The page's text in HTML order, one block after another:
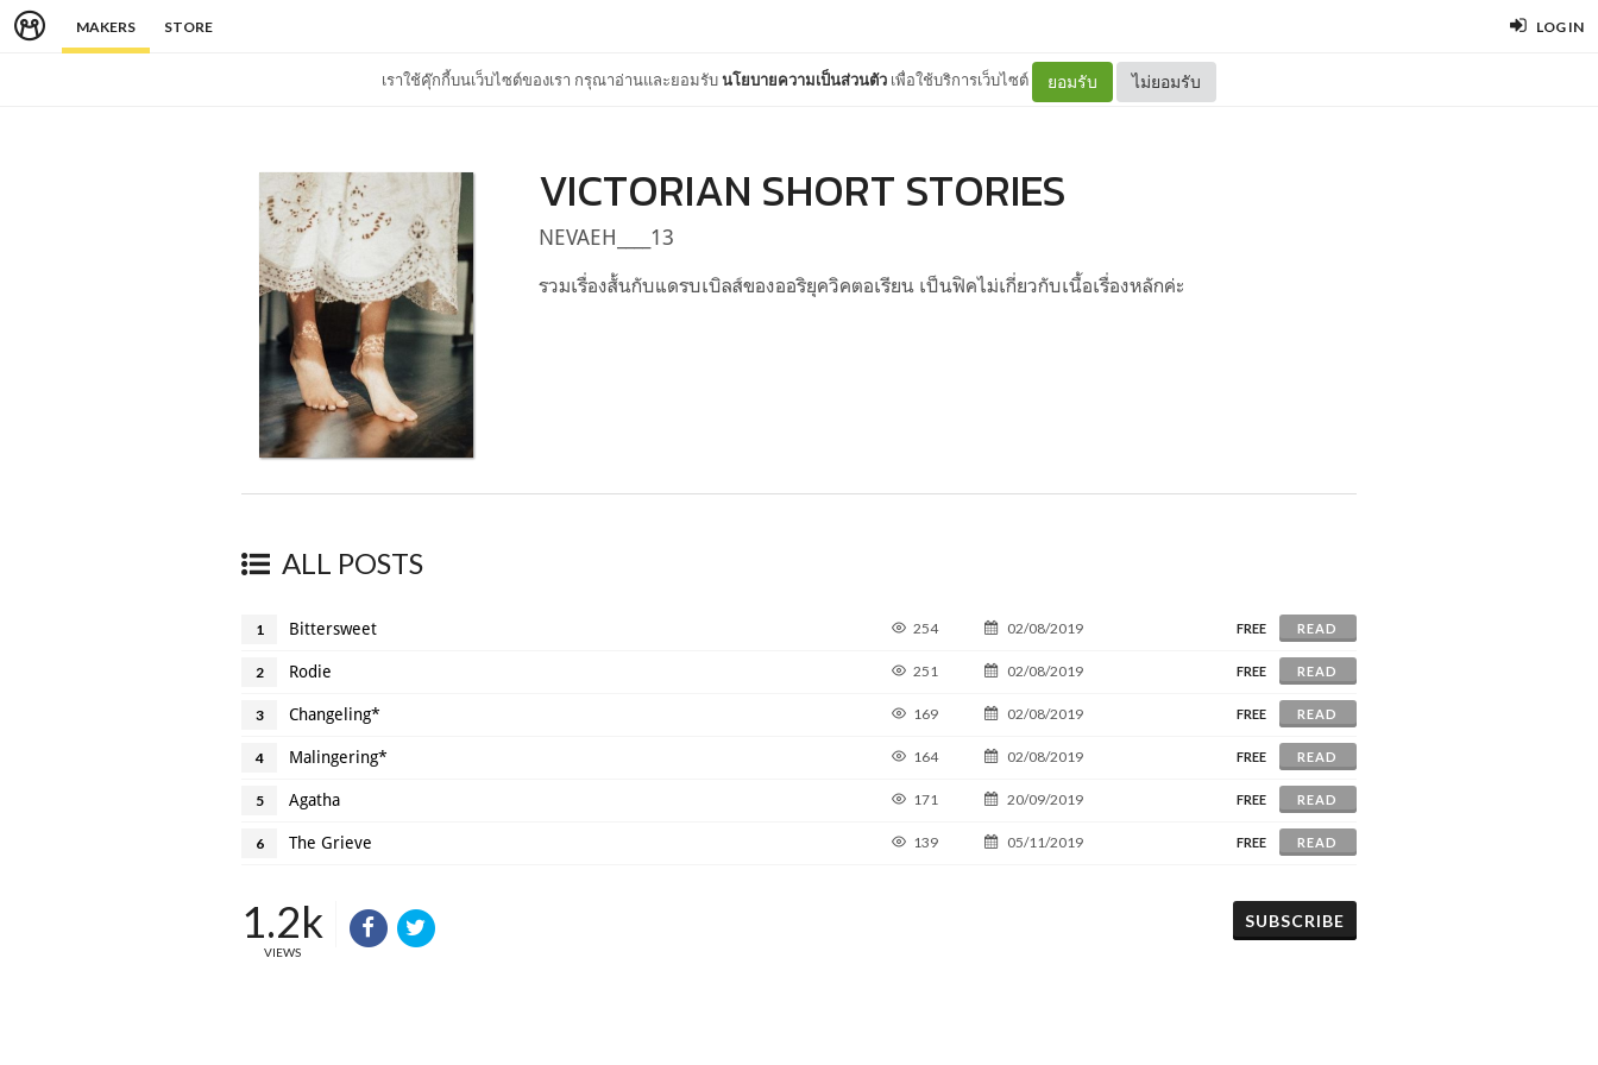
MAKERS STORE LOG IN
เราใช้คุ๊กกี้บนเว็บไซต์ของเรา กรุณาอ่านและยอมรับนโยบายความเป็นส่วนตัว เพื่อใช้บริการเว็บไซต์ ยอมรับ ไม่ยอมรับ
VICTORIAN SHORT STORIES
NEVAEH____13
รวมเรื่องสั้นกับแดรบเบิลส์ของออริยุควิคตอเรียน เป็นฟิคไม่เกี่ยวกับเนื้อเรื่องหลักค่ะ
ALL POSTS
1 Bittersweet 254 02/08/2019 FREE READ
2 Rodie 251 02/08/2019 FREE READ
3 Changeling* 169 02/08/2019 FREE READ
4 Malingering* 164 02/08/2019 FREE READ
5 Agatha 171 20/09/2019 FREE READ
6 The Grieve 139 05/11/2019 FREE READ
1.2k
VIEWS
SUBSCRIBE